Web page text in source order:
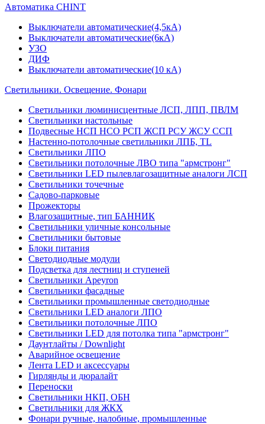
Автоматика CHINT
Выключатели автоматические(4,5кА)
Выключатели автоматические(6кА)
УЗО
ДИФ
Выключатели автоматические(10 кА)
Светильники. Освещение. Фонари
Светильники люминисцентные ЛСП, ЛПП, ПВЛМ
Светильники настольные
Подвесные НСП НСО РСП ЖСП РСУ ЖСУ ССП
Настенно-потолочные светильники ЛПБ, TL
Светильники ЛПО
Светильники потолочные ЛВО типа "армстронг"
Светильники LED пылевлагозащитные аналоги ЛСП
Светильники точечные
Садово-парковые
Прожекторы
Влагозащитные, тип БАННИК
Светильники уличные консольные
Светильники бытовые
Блоки питания
Светодиодные модули
Подсветка для лестниц и ступеней
Светильники Apeyron
Светильники фасадные
Светильники промышленные светодиодные
Светильники LED аналоги ЛПО
Светильники потолочные ЛПО
Светильники LED для потолка типа "армстронг"
Даунтлайты / Downlight
Аварийное освещение
Лента LED и аксессуары
Гирлянды и дюралайт
Переноски
Светильники НКП, ОБН
Светильники для ЖКХ
Фонари ручные, налобные, промышленные